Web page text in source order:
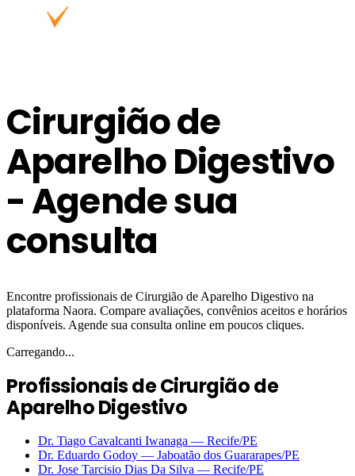
Cirurgião de
Aparelho Digestivo
- Agende sua
consulta
Encontre profissionais de Cirurgião de Aparelho Digestivo na
plataforma Naora. Compare avaliações, convênios aceitos e horários
disponíveis. Agende sua consulta online em poucos cliques.
Carregando...
Profissionais de Cirurgião de
Aparelho Digestivo
Dr. Tiago Cavalcanti Iwanaga — Recife/PE
Dr. Eduardo Godoy — Jaboatão dos Guararapes/PE
Dr. Jose Tarcisio Dias Da Silva — Recife/PE